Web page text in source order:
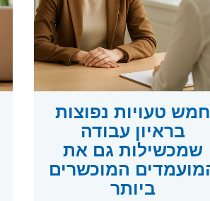
חמש טעויות נפוצות
בראיון עבודה
שמכשילות גם את
המוכשרים
ביותר